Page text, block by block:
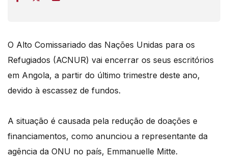
O Alto Comissariado das Nações Unidas para os
Refugiados (ACNUR) vai encerrar os seus escritórios
em Angola, a partir do último trimestre deste ano,
devido à escassez de fundos.
A situação é causada pela redução de doações e
financiamentos, como anunciou a representante da
agência da ONU no país, Emmanuelle Mitte.